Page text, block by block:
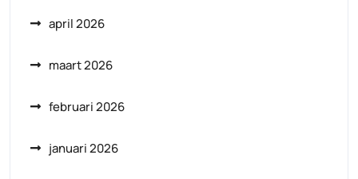
april 2026
maart 2026
februari 2026
januari 2026